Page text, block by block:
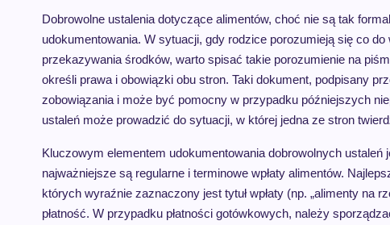
Dobrowolne ustalenia dotyczące alimentów, choć nie są tak
udokumentowania. W sytuacji, gdy rodzice porozumieją się co
przekazywania środków, warto spisać takie porozumienie na
określi prawa i obowiązki obu stron. Taki dokument, podpisany
zobowiązania i może być pomocny w przypadku późniejszych
ustaleń może prowadzić do sytuacji, w której jedna ze stron
Kluczowym elementem udokumentowania dobrowolnych
najważniejsze są regularne i terminowe wpłaty alimentów.
których wyraźnie zaznaczony jest tytuł wpłaty (np. „alimenty na
płatność. W przypadku płatności gotówkowych, należy